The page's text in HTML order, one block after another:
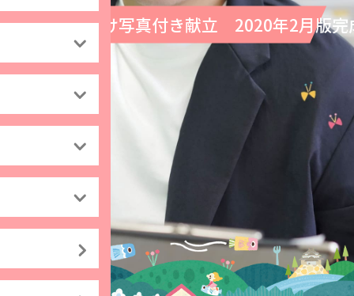
高齢者向け写真付き献立 2020年2月版完